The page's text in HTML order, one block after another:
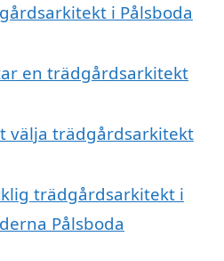
i Pålsboda
en trädgårdsarkitekt
välja trädgårdsarkitekt
trädgårdsarkitekt i
Pålsboda